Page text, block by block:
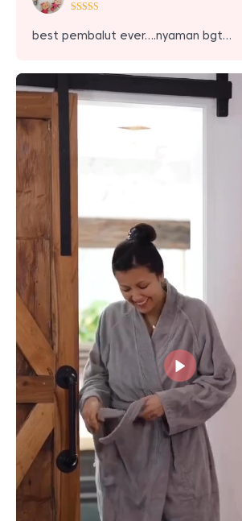
best pembalut ever….nyaman bgt…